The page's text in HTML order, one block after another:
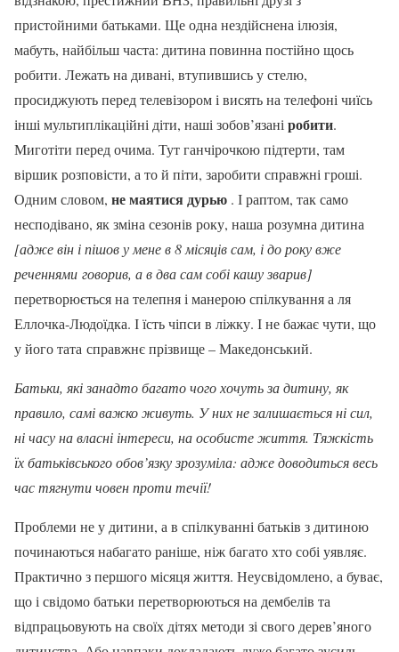
пристойними батьками. Ще одна нездійснена ілюзія,
мабуть, найбільш часта: дитина повинна постійно щось
робити. Лежать на дивані, втупившись у стелю,
просиджують перед телевізором і висять на телефоні чиїсь
інші мультиплікаційні діти, наші зобов’язані робити.
Миготіти перед очима. Тут ганчірочкою підтерти, там
віршик розповісти, а то й піти, заробити справжні гроші.
Одним словом, не маятися дурью . І раптом, так само
несподівано, як зміна сезонів року, наша розумна дитина
[адже він і пішов у мене в 8 місяців сам, і до року вже
реченнями говорив, а в два сам собі кашу зварив]
перетворюється на телепня і манерою спілкування а ля
Еллочка-Людоїдка. І їсть чіпси в ліжку. І не бажає чути, що
у його тата справжнє прізвище – Македонський.
Батьки, які занадто багато чого хочуть за дитину, як
правило, самі важко живуть. У них не залишається ні сил,
ні часу на власні інтереси, на особисте життя. Тяжкість
їх батьківського обов’язку зрозуміла: адже доводиться весь
час тягнути човен проти течії!
Проблеми не у дитини, а в спілкуванні батьків з дитиною
починаються набагато раніше, ніж багато хто собі уявляє.
Практично з першого місяця життя. Неусвідомлено, а буває,
що і свідомо батьки перетворюються на дембелів та
відпрацьовують на своїх дітях методи зі свого дерев’яного